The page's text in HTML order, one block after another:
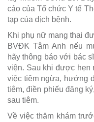
cáo của Tổ chức Y tế
tạp của dịch bệnh.
Khi phụ nữ mang thai
BVĐK Tâm Anh nếu
hãy thông báo với bác
viện. Sau khi được hẹn
việc tiêm ngừa, hướng
tiêm, điền phiếu đăng
sau tiêm.
Về việc thăm khám